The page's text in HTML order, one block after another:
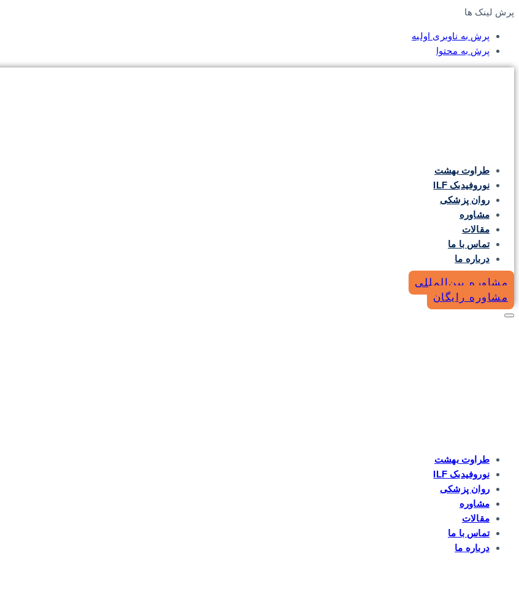
پرش لینک ها
پرش به ناوبری اولیه
پرش به محتوا
طراوت بهشت
نوروفیدبک ILF
روان پزشکی
مشاوره
مقالات
تماس با ما
درباره ما
مشاوره بین‌المللی
مشاوره رایگان
طراوت بهشت
نوروفیدبک ILF
روان پزشکی
مشاوره
مقالات
تماس با ما
درباره ما